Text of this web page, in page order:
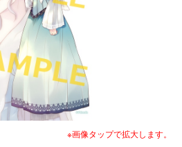
※画像タップで拡大します。